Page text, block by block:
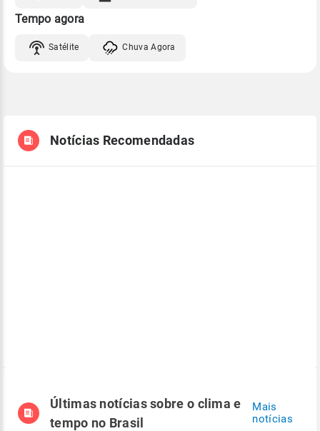
Tempo agora
Satélite Chuva Agora
Notícias Recomendadas
Últimas notícias sobre o clima e
tempo no Brasil
Mais
notícias